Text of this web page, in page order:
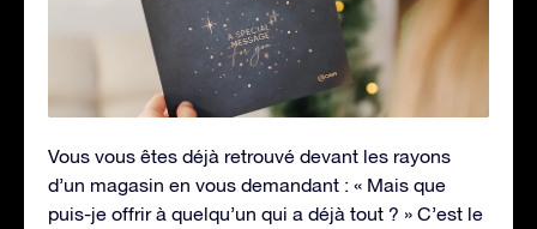
Vous vous êtes déjà retrouvé devant les rayons
d’un magasin en vous demandant : « Mais que
puis-je offrir à quelqu’un qui a déjà tout ? » C’est le